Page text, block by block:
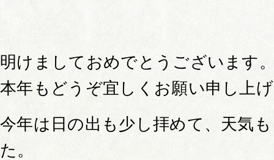
明けましておめでとうございます
本年もどうぞ宜しくお願い申し上
今年は日の出も少し拝めて、天気
た。